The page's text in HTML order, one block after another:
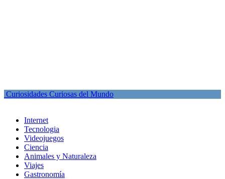
Curiosidades Curiosas del Mundo
Internet
Tecnologia
Videojuegos
Ciencia
Animales y Naturaleza
Viajes
Gastronomía